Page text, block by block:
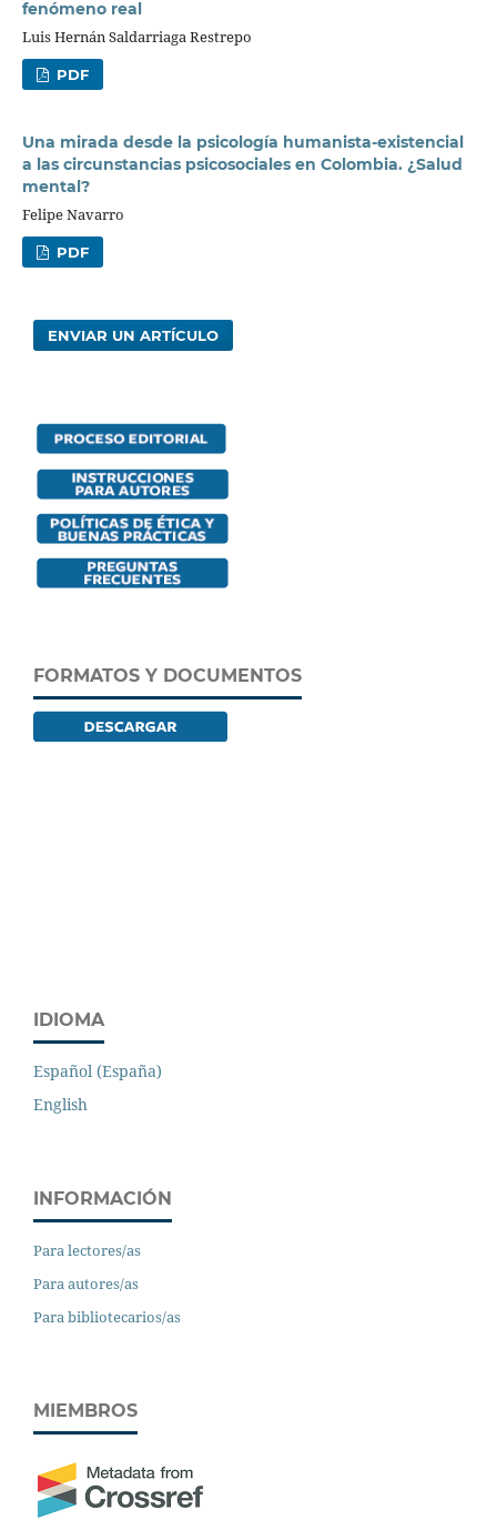
fenómeno real
Luis Hernán Saldarriaga Restrepo
PDF
Una mirada desde la psicología humanista-existencial
a las circunstancias psicosociales en Colombia. ¿Salud
mental?
Felipe Navarro
PDF
ENVIAR UN ARTÍCULO
FORMATOS Y DOCUMENTOS
IDIOMA
Español (España)
English
INFORMACIÓN
Para lectores/as
Para autores/as
Para bibliotecarios/as
MIEMBROS